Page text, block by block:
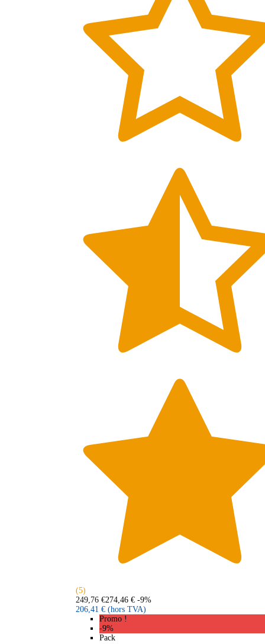
(5)
249,76 €274,46 € -9%
206,41 € (hors TVA)
Promo !
-9%
Pack